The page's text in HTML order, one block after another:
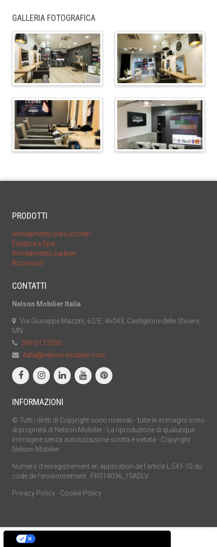
GALLERIA FOTOGRAFICA
PRODOTTI
Arredamento parrucchieri
Estetica e Spa
Arredamento barbieri
Accessori
CONTATTI
Nelson Mobilier Italia
Via Giuseppe Mazzini, 62/E, 46043, Castiglione delle Stiviere,
MN
393 0113500
italia@nelson-mobilier.com
INFORMAZIONI
© Tutti i diritti di Copyright sono riservati - tutte le immagini sono
di proprietà di Nelson Mobilier - La riproduzione di qualunque
immagine senza autorizzazione scritta é vietata - Copyright
Nelson Mobilier
Numéro d’enregistrement en application de l’article L.541-10 du
code de l’environnement : FR014096_10ADLV
Privacy Policy- Cookie Policy